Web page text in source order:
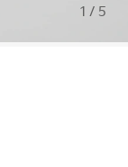
1 / 5